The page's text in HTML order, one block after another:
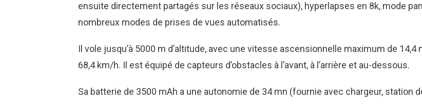
ensuite directement partagés sur les réseaux sociaux), hyperlapses en 8k, mode
nombreux modes de prises de vues automatisés.
Il vole jusqu’à 5000 m d’altitude, avec une vitesse ascensionnelle maximum de
68,4 km/h. Il est équipé de capteurs d’obstacles à l’avant, à l’arrière et au-dessous.
Sa batterie de 3500 mAh a une autonomie de 34 mn (fournie avec chargeur, station